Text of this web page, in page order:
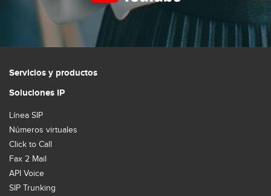
Servicios y productos
Soluciones IP
Línea SIP
Números virtuales
Click to Call
Fax 2 Mail
API Voice
SIP Trunking